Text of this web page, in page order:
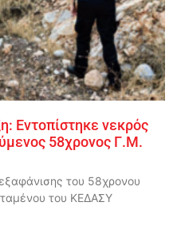
Εντοπίστηκε νεκρός
58χρονος Γ.Μ.
του 58χρονου
του ΚΕΔΑΣΥ